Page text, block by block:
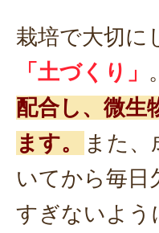
栽培で大切に
「土づくり」 。
配合し、微生
ます。
また、
いてから毎日
すぎないよう